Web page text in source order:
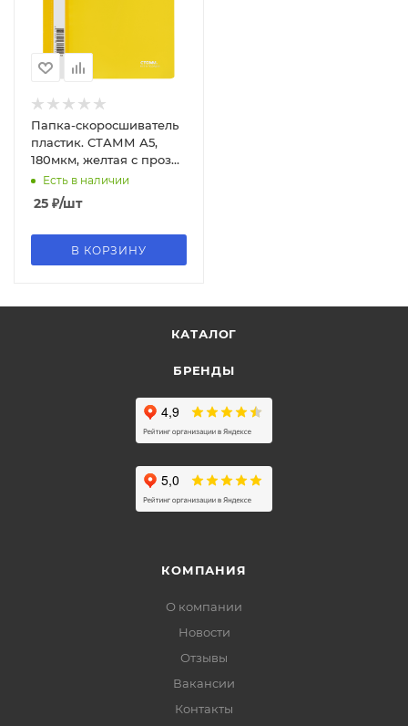
Папка-скоросшиватель
пластик. СТАММ А5,
180мкм, желтая с прозр.
верхом, ММ-31302
Есть в наличии
25 ₽/шт
В КОРЗИНУ
КАТАЛОГ
БРЕНДЫ
КОМПАНИЯ
О компании
Новости
Отзывы
Вакансии
Контакты